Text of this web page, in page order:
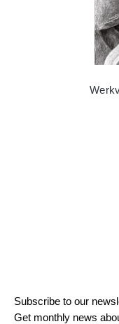
Subscribe to our
Get monthly news